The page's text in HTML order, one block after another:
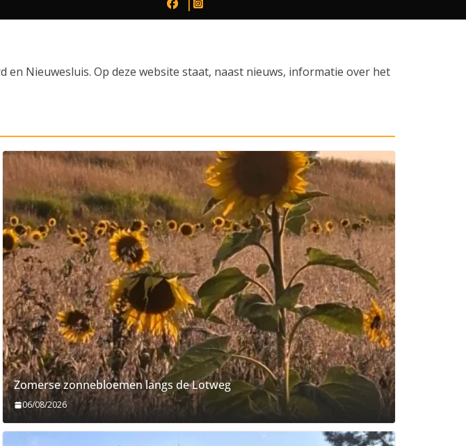
Nieuwesluis. Op deze website staat, naast nieuws, informatie over het
Zomerse zonnebloemen langs de Lotweg
06/08/2026